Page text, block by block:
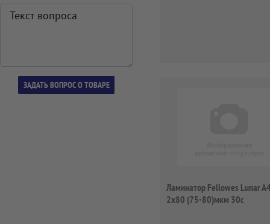
Ламинатор Fellowes Lunar
2x80 (75-80)мкм 30с